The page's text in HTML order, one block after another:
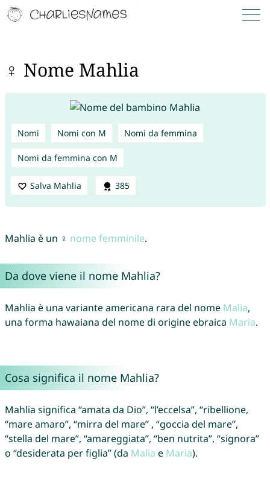
♀ Nome Mahlia
Nomi Nomi con M Nomi da femmina
Nomi da femmina con M
Salva Mahlia 385
Mahlia è un ♀ nome femminile.
Da dove viene il nome Mahlia?
Mahlia è una variante americana rara del nome Malia,
una forma hawaiana del nome di origine ebraica Maria.
Cosa significa il nome Mahlia?
Mahlia significa “amata da Dio”, “l’eccelsa”, “ribellione,
“mare amaro”, “mirra del mare” , “goccia del mare”,
“stella del mare”, “amareggiata”, “ben nutrita”, “signora”
o “desiderata per figlia” (da Malia e Maria).